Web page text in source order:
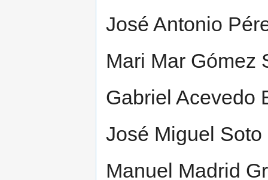
José Antonio
Mari Mar Gómez
Gabriel Acevedo
José Miguel
Manuel Madrid